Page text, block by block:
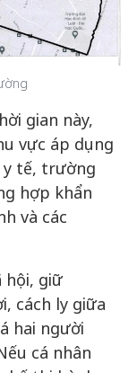
gian này,
vực áp dụng
y tế, trường
hợp khẩn
và các
hội, giữ
cách ly giữa
hai người
cá nhân